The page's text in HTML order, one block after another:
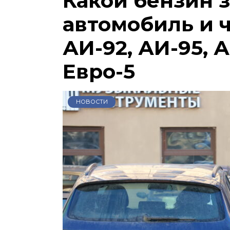
автомобиль и
АИ-92, АИ-95,
Евро-5
НОВОСТИ